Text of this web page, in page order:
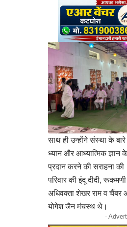
साथ ही उन्होंने संस्था के
ध्यान और आध्यात्मिक ज्ञान
प्रदान करने की सराहना
परिवार की इंदू दीदी,
अधिवक्ता शेखर राम व चैंबर
योगेश जैन मंचस्थ थे।
-